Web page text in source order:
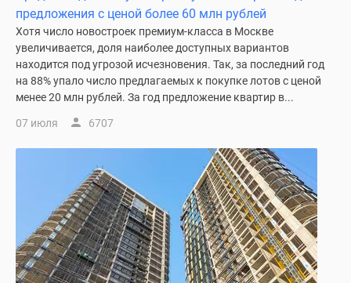
Дома
коттеджи
Коттеджные
поселки
Новой
Строящиеся
коттеджные
поселки
Коттеджные
предложения с ценой более 60 млн рублей
Хотя число новостроек премиум-класса в Москве
увеличивается, доля наиболее доступных вариантов
находится под угрозой исчезновения. Так, за последний год
на 88% упало число предлагаемых к покупке лотов с ценой
менее 20 млн рублей. За год предложение квартир в...
07 июля 6707